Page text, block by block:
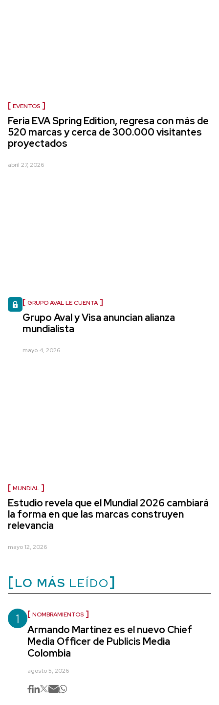
EVENTOS
Feria EVA Spring Edition, regresa con más de
520 marcas y cerca de 300.000 visitantes
proyectados
abril 27, 2026
GRUPO AVAL LE CUENTA
Grupo Aval y Visa anuncian alianza
mundialista
mayo 4, 2026
MUNDIAL
Estudio revela que el Mundial 2026 cambiará
la forma en que las marcas construyen
relevancia
mayo 12, 2026
LO MÁS LEÍDO
1 NOMBRAMIENTOS
Armando Martínez es el nuevo Chief
Media Officer de Publicis Media
Colombia
agosto 5, 2026